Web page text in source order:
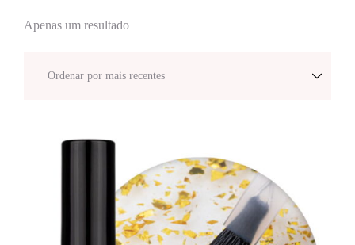
Apenas um resultado